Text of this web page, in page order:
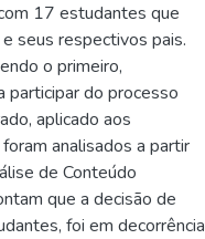
17 estudantes que
seus respectivos pais.
o primeiro,
participar do processo
aplicado aos
analisados a partir
de Conteúdo
que a decisão de
foi em decorrência